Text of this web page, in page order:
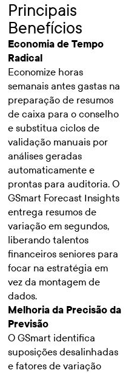
Principais
Benefícios
Economia de Tempo
Radical
Economize horas
semanais antes gastas na
preparação de resumos
de caixa para o conselho
e substitua ciclos de
validação manuais por
análises geradas
automaticamente e
prontas para auditoria. O
GSmart Forecast Insights
entrega resumos de
variação em segundos,
liberando talentos
financeiros seniores para
focar na estratégia em
vez da montagem de
dados.
Melhoria da Precisão da
Previsão
O GSmart identifica
suposições desalinhadas
e fatores de variação